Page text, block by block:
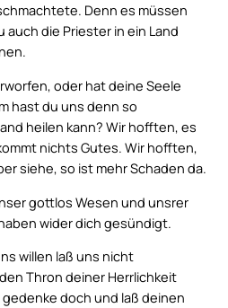
Denn es müssen
die Priester in ein Land
oder hat deine Seele
hast du uns denn so
heilen kann? Wir hofften, es
nichts Gutes. Wir hofften,
siehe, so ist mehr Schaden da.
gottlos Wesen und unsrer
wider dich gesündigt.
willen laß uns nicht
Thron deiner Herrlichkeit
doch und laß deinen